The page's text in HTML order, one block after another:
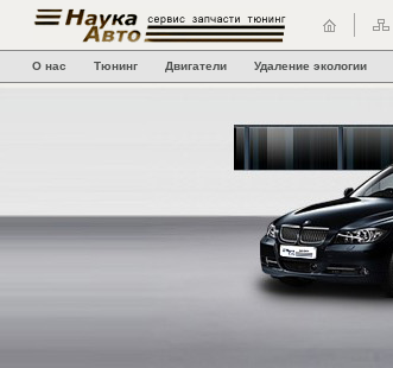
О нас Тюнинг Двигатели Удаление экологии